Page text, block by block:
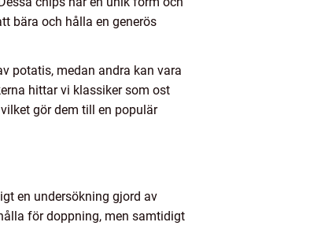
bära och hålla en generös
potatis, medan andra kan vara
hittar vi klassiker som ost
gör dem till en populär
en undersökning gjord av
för doppning, men samtidigt